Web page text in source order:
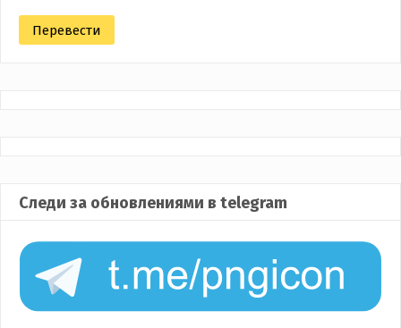
Следи за обновлениями в telegram